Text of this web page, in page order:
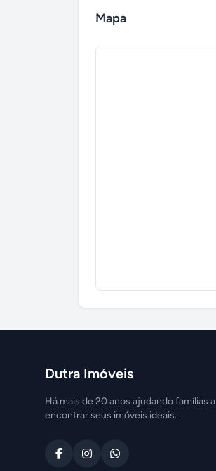
Mapa
Dutra Imóveis
Há mais de 20 anos ajudando famílias a
encontrar seus imóveis ideais.